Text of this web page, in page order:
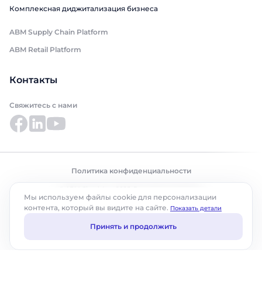
Комплексная диджитализация бизнеса
ABM Supply Chain Platform
ABM Retail Platform
Контакты
Свяжитесь с нами
Политика конфиденциальности
Мы используем файлы cookie для персонализации
контента, который вы видите на сайте. Показать детали
Принять и продолжить